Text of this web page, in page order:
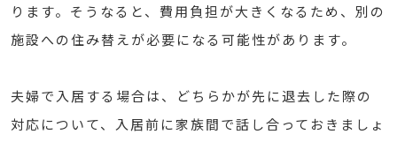
ります。そうなると、費用負担が大きくなるため、別の
施設への住み替えが必要になる可能性があります。
夫婦で入居する場合は、どちらかが先に退去した際の
対応について、入居前に家族間で話し合っておきましょ